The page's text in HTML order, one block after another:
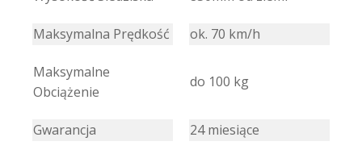
Maksymalna Prędkość ok. 70 km/h
Maksymalne
Obciążenie
do 100 kg
Gwarancja 24 miesiące